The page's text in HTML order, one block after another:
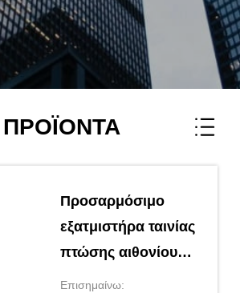
Προσαρμόσιμο
εξατμιστήρα ταινίας
πτώσης αιθονίου
από ανοξείδωτο
Επισημαίνω: